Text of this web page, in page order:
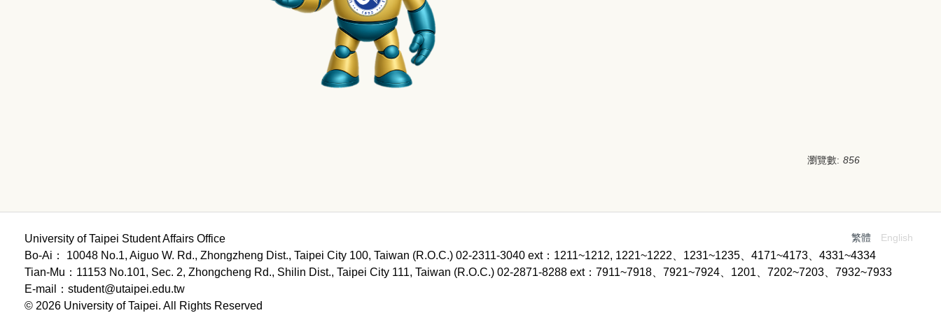
瀏覽數: 856
繁體 English
University of Taipei Student Affairs Office
Bo-Ai： 10048 No.1, Aiguo W. Rd., Zhongzheng Dist., Taipei City 100, Taiwan (R.O.C.) 02-2311-3040 ext：1211~1212, 1221~1222、1231~1235、4171~4173、4331~4334
Tian-Mu：11153 No.101, Sec. 2, Zhongcheng Rd., Shilin Dist., Taipei City 111, Taiwan (R.O.C.) 02-2871-8288 ext：7911~7918、7921~7924、1201、7202~7203、7932~7933
E-mail：student@utaipei.edu.tw
© 2026 University of Taipei. All Rights Reserved